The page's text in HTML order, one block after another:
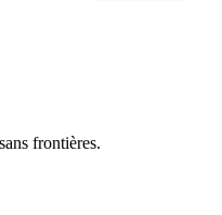
frontières.